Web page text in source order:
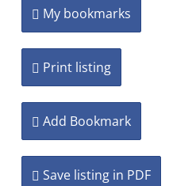
My bookmarks
Print listing
Add Bookmark
Save listing in PDF